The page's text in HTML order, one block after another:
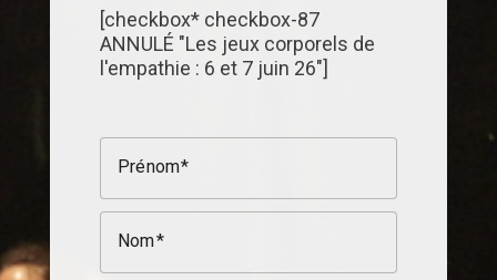
[checkbox* checkbox-87
ANNULÉ "Les jeux corporels de
l'empathie : 6 et 7 juin 26"]
Prénom
Nom